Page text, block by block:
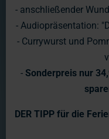
Trotz Brückentage und
Mai", wie immer
Diese Woche berichten
aktuellen
rund um das Miniatur
- anschließender
- Audiopräsentation:
- Currywurst und
- Sonderpreis nur
DER TIPP für die